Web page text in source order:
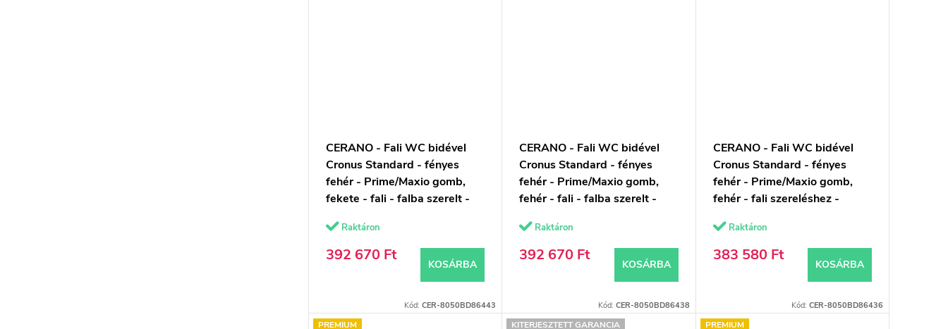
CERANO - Fali WC bidével
Cronus Standard - fényes
fehér - Prime/Maxio gomb,
fekete - fali - falba szerelt -
59,3x38,4 cm
Raktáron
392 670 Ft
KOSÁRBA
Kód:CER-8050BD86443
CERANO - Fali WC bidével
Cronus Standard - fényes
fehér - Prime/Maxio gomb,
fehér - fali - falba szerelt -
59,3x38,4 cm
Raktáron
392 670 Ft
KOSÁRBA
Kód: CER-8050BD86438
CERANO - Fali WC bidével
Cronus Standard - fényes
fehér - Prime/Maxio gomb,
fehér - fali szereléshez -
Raktáron
383 580 Ft
KOSÁRBA
Kód: CER-8050BD86436
PREMIUM KITERJESZTETT GARANCIA PREMIUM